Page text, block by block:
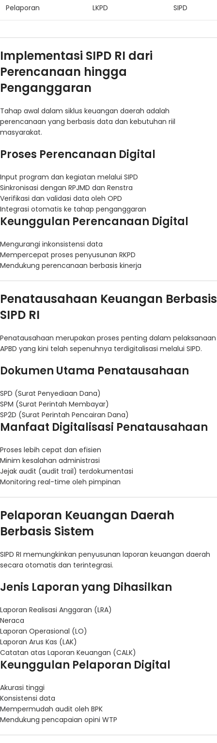
Pelaporan LKPD SIPD
Implementasi SIPD RI dari
Perencanaan hingga
Penganggaran
Tahap awal dalam siklus keuangan daerah adalah
perencanaan yang berbasis data dan kebutuhan riil
masyarakat.
Proses Perencanaan Digital
Input program dan kegiatan melalui SIPD
Sinkronisasi dengan RPJMD dan Renstra
Verifikasi dan validasi data oleh OPD
Integrasi otomatis ke tahap penganggaran
Keunggulan Perencanaan Digital
Mengurangi inkonsistensi data
Mempercepat proses penyusunan RKPD
Mendukung perencanaan berbasis kinerja
Penatausahaan Keuangan Berbasis
SIPD RI
Penatausahaan merupakan proses penting dalam pelaksanaan
APBD yang kini telah sepenuhnya terdigitalisasi melalui SIPD.
Dokumen Utama Penatausahaan
SPD (Surat Penyediaan Dana)
SPM (Surat Perintah Membayar)
SP2D (Surat Perintah Pencairan Dana)
Manfaat Digitalisasi Penatausahaan
Proses lebih cepat dan efisien
Minim kesalahan administrasi
Jejak audit (audit trail) terdokumentasi
Monitoring real-time oleh pimpinan
Pelaporan Keuangan Daerah
Berbasis Sistem
SIPD RI memungkinkan penyusunan laporan keuangan daerah
secara otomatis dan terintegrasi.
Jenis Laporan yang Dihasilkan
Laporan Realisasi Anggaran (LRA)
Neraca
Laporan Operasional (LO)
Laporan Arus Kas (LAK)
Catatan atas Laporan Keuangan (CALK)
Keunggulan Pelaporan Digital
Akurasi tinggi
Konsistensi data
Mempermudah audit oleh BPK
Mendukung pencapaian opini WTP